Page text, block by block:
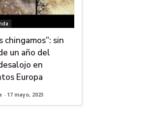
chingamos”: sin
un año del
en
Europa
- 17 mayo, 2023